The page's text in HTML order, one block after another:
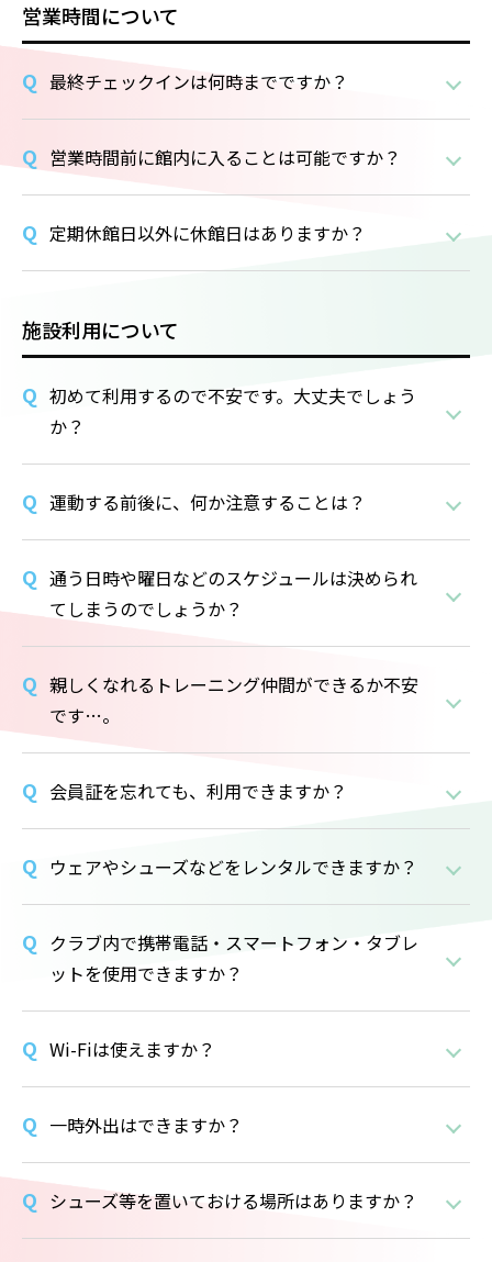
営業時間について
最終チェックインは何時までですか？
営業時間前に館内に入ることは可能ですか？
定期休館日以外に休館日はありますか？
施設利用について
初めて利用するので不安です。大丈夫でしょう
か？
運動する前後に、何か注意することは？
通う日時や曜日などのスケジュールは決められ
てしまうのでしょうか？
親しくなれるトレーニング仲間ができるか不安
です…。
会員証を忘れても、利用できますか？
ウェアやシューズなどをレンタルできますか？
クラブ内で携帯電話・スマートフォン・タブレ
ットを使用できますか？
Wi-Fiは使えますか？
一時外出はできますか？
シューズ等を置いておける場所はありますか？